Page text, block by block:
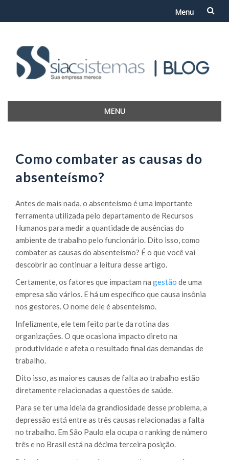
Menu
content
MENU
Como combater as causas do
absenteísmo?
Antes de mais nada, o absenteísmo é uma importante
ferramenta utilizada pelo departamento de Recursos
Humanos para medir a quantidade de ausências do
ambiente de trabalho pelo funcionário. Dito isso, como
combater as causas do absenteísmo? É o que você vai
descobrir ao continuar a leitura desse artigo.
Certamente, os fatores que impactam na gestão de uma
empresa são vários. E há um específico que causa insônia
nos gestores. O nome dele é absenteísmo.
Infelizmente, ele tem feito parte da rotina das
organizações. O que ocasiona impacto direto na
produtividade e afeta o resultado final das demandas de
trabalho.
Dito isso, as maiores causas de falta ao trabalho estão
diretamente relacionadas a questões de saúde.
Para se ter uma ideia da grandiosidade desse problema, a
depressão está entre as três causas relacionadas a falta
no trabalho. Em São Paulo ela ocupa o ranking de número
três e no Brasil está na décima terceira posição.